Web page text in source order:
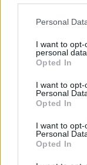
Personal
I want to
personal data.
Opted In
I want to
Personal
Opted In
I want to
Personal
Opted In
Φωτιά σε
Γερμανία: